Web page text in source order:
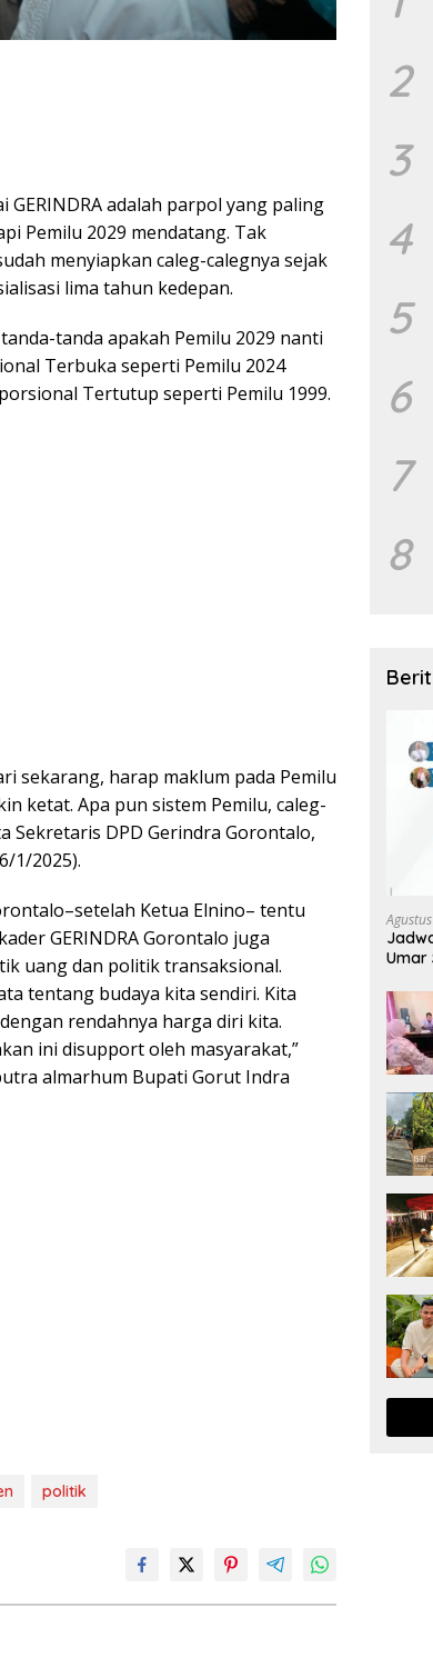
GERINDRA adalah parpol yang paling
Pemilu 2029 mendatang. Tak
menyiapkan caleg-calegnya sejak
lima tahun kedepan.
tanda apakah Pemilu 2029 nanti
Terbuka seperti Pemilu 2024
Tertutup seperti Pemilu 1999.
sekarang, harap maklum pada Pemilu
ketat. Apa pun sistem Pemilu, caleg-
Sekretaris DPD Gerindra Gorontalo,
1/2025).
Ketua Elnino– tentu
GERINDRA Gorontalo juga
uang dan politik transaksional.
tentang budaya kita sendiri. Kita
rendahnya harga diri kita.
ini disupport oleh masyarakat,”
almarhum Bupati Gorut Indra
politik
2
3
4
5
6
7
8
Umar